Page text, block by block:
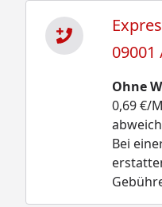
09001
Ohne
0,69 €/
Bei